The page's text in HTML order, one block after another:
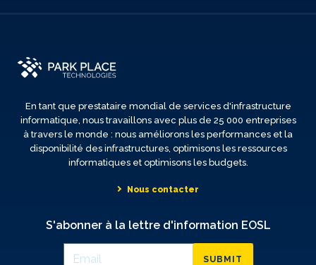
En tant que prestataire mondial de services d'infrastructure
informatique, nous travaillons avec plus de 25 000 entreprises
à travers le monde : nous améliorons les performances et la
disponibilité des infrastructures, optimisons les ressources
informatiques et optimisons les budgets.
Nous contacter
S'abonner à la lettre d'information EOSL
SUBMIT